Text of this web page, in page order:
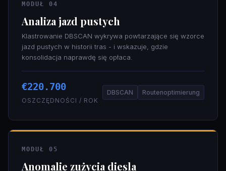
MODUŁ 04
Analiza jazd pustych
Klastrowanie DBSCAN wykrywa powtarzające się wzorce
jazd pustych w historii tras - i wskazuje, gdzie
konsolidacja naprawdę się opłaca.
€220.700
OSZCZĘDNOŚCI / ROK
DBSCAN Routenoptimierung
MODUŁ 05
Anomalie zużycia diesla